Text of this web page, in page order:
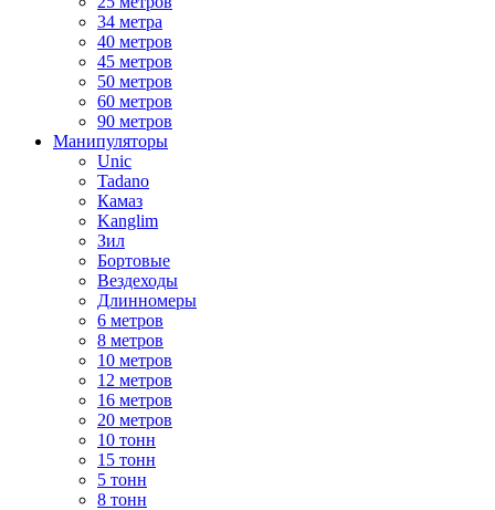
34 метра
40 метров
45 метров
50 метров
60 метров
90 метров
Манипуляторы
Unic
Tadano
Камаз
Kanglim
Зил
Бортовые
Вездеходы
Длинномеры
6 метров
8 метров
10 метров
12 метров
16 метров
20 метров
10 тонн
15 тонн
5 тонн
8 тонн